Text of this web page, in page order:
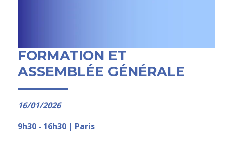
FORMATION ET
ASSEMBLÉE GÉNÉRALE
16/01/2026
9h30 - 16h30 | Paris